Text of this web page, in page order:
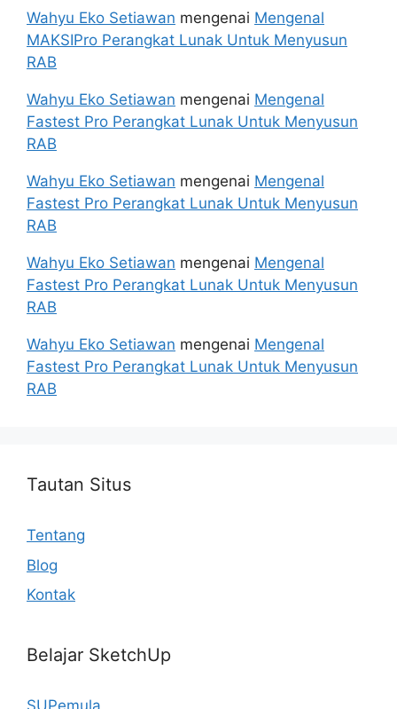
Wahyu Eko Setiawan mengenai Mengenal
MAKSIPro Perangkat Lunak Untuk Menyusun
RAB
Wahyu Eko Setiawan mengenai Mengenal
Fastest Pro Perangkat Lunak Untuk Menyusun
RAB
Wahyu Eko Setiawan mengenai Mengenal
Fastest Pro Perangkat Lunak Untuk Menyusun
RAB
Wahyu Eko Setiawan mengenai Mengenal
Fastest Pro Perangkat Lunak Untuk Menyusun
RAB
Wahyu Eko Setiawan mengenai Mengenal
Fastest Pro Perangkat Lunak Untuk Menyusun
RAB
Tautan Situs
Tentang
Blog
Kontak
Belajar SketchUp